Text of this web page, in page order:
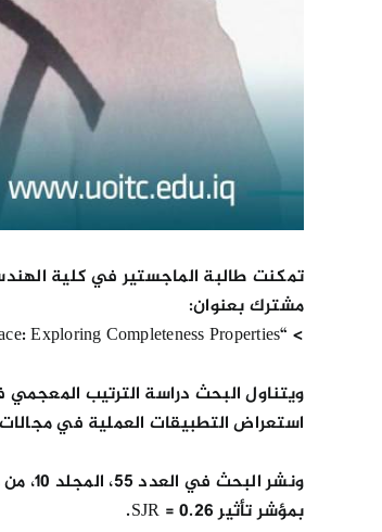
تمكنت طالبة الماجستير في كلية
مشترك بعنوان:
> “Lexicographic Ordering in n-dimensional Space: Exploring Completeness Properties”
استعراض التطبيقات العملية في مجالات
بمؤشر تأثير SJR = 0.26.